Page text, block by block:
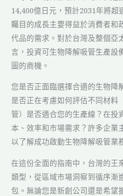
14,400億日元，預計2031年將超
矚目的成長主要得益於消費者和
代品的需求。對於台灣及整個亞
言，投資可生物降解吸管生產設
圖的商機。
您是否正面臨選擇合適的生物降
是否正在考慮如何評估不同材料
管）是否適合您的生產線？在投
本、效率和市場需求？許多企業
以了解成功啟動生物降解吸管業
在這份全面的指南中，台灣的王
類型，從區域市場洞察到循序漸
包。無論您是新創公司還是希望